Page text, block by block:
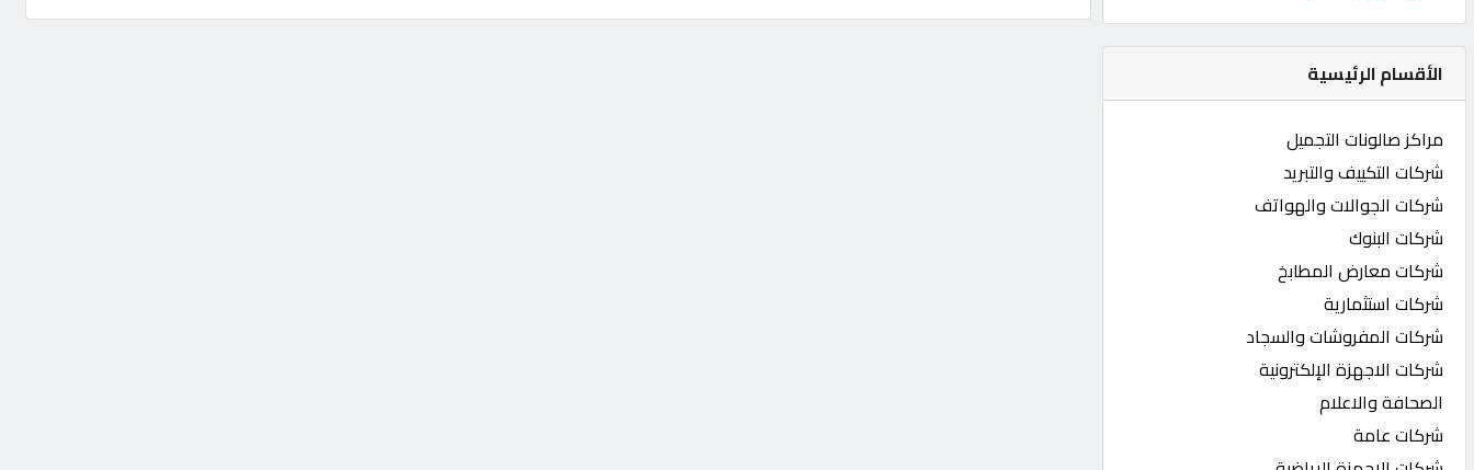
كيو
كارز
ماركت
الدليل
القطري
POWERED
QHOST
الأقسام الرئيسية
مراكز صالونات التجميل
شركات التكييف والتبريد
شركات الجوالات والهواتف
شركات البنوك
شركات معارض المطابخ
شركات استثمارية
شركات المفروشات والسجاد
شركات الاجهزة الإلكترونية
الصحافة والاعلام
شركات عامة